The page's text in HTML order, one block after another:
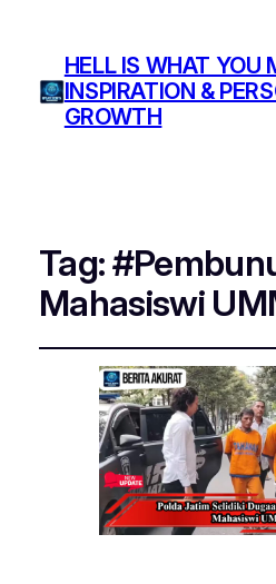
HELL IS WHAT YOU
INSPIRATION &
GROWTH
Tag:
Mahasiswi